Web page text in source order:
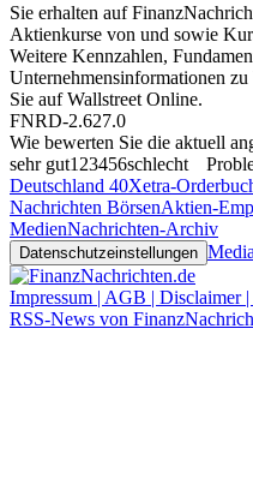
Sie erhalten auf
Aktienkurse von und sowie
Weitere Kennzahlen,
Unternehmensinformationen
Sie aufWallstreet Online.
FNRD-2.627.0
Wie bewerten Sie die aktuell
sehr gut1 23456schlecht
Deutschland 40Xetra-
Nachrichten BörsenAktien-
MedienNachrichten-Archiv
Datenschutzeinstellungen
Impressum | AGB | Disclaimer
RSS-News von